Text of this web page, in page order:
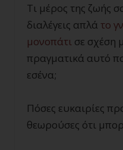
Τι μέρος της ζωής
διαλέγεις απλά το
μονοπάτι σε σχέση
πραγματικά αυτό
εσένα;
Πόσες ευκαιρίες
θεωρούσες ότι